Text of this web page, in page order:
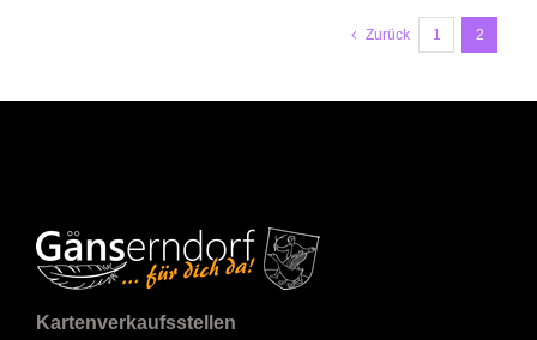
Zurück 1 2
Kartenverkaufsstellen